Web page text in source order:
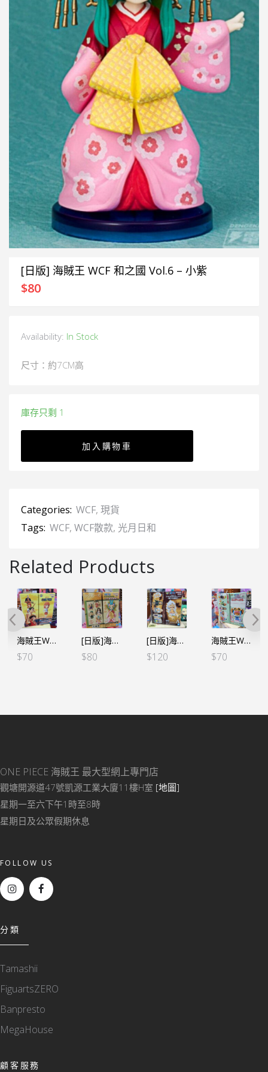
[日版] 海賊王 WCF 和之國 Vol.6 – 小紫
$80
Availability: In Stock
尺寸：約7CM高
庫存只剩 1
加入購物車
Categories: WCF, 現貨
Tags: WCF, WCF散款, 光月日和
Related Products
海賊王WCF -NETFLIX 真人版 第一彈 娜美 (行版)
$70
[日版]海賊王WCF -和之國完結篇- VOL.1 光月日和 小紫 (日)
$80
[日版]海賊王 WCF -親子の血筋Ⅰ-五檔路飛
$120
海賊王WCF -蛋頭島篇 VOL.1-索柏 (行版)
$70
ONE PIECE 海賊王 最大型網上專門店
觀塘開源道47號凱源工業大廈11樓H室 [地圖]
星期一至六下午1時至8時
星期日及公眾假期休息
FOLLOW US
分類
Tamashii
FiguartsZERO
Banpresto
MegaHouse
顧客服務